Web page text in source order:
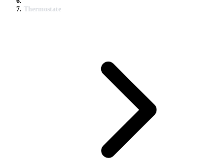
Thermostate